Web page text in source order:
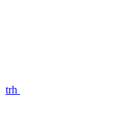
trh